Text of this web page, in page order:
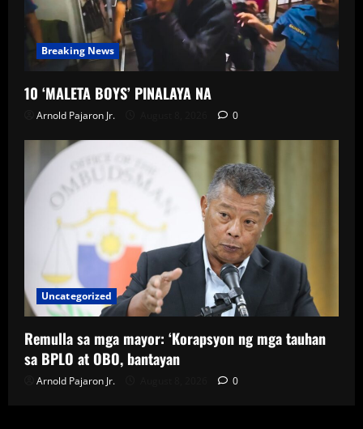
Breaking News
10 ‘MALETA BOYS’ PINALAYA NA
Arnold Pajaron Jr. 0
Uncategorized
Remulla sa mga mayor: ‘Korapsyon ng mga tauhan
sa BPLO at OBO, bantayan
Arnold Pajaron Jr. 0